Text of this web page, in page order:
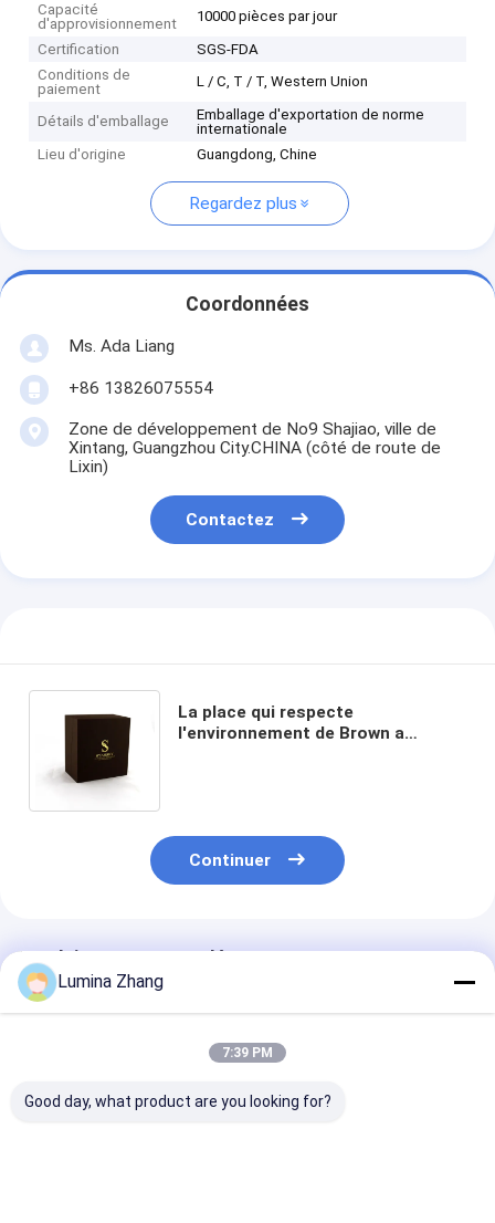
Capacité
d'approvisionnement
10000 pièces par jour
Certification
SGS-FDA
Conditions de
paiement
L / C, T / T, Western Union
Détails d'emballage
Emballage d'exportation de norme
internationale
Lieu d'origine
Guangdong, Chine
Regardez plus
Coordonnées
Ms. Ada Liang
+86 13826075554
Zone de développement de No9 Shajiao, ville de
Xintang, Guangzhou City.CHINA (côté de route de
Lixin)
Contactez
La place qui respecte
l'environnement de Brown a
Continuer
Produits Recommandés
Lumina Zhang
7:39 PM
Good day, what product are you looking for?